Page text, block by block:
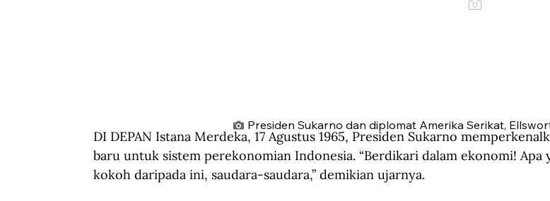
Presiden Sukarno dan diplomat Amerika Serikat,
DI DEPAN Istana Merdeka, 17 Agustus 1965, Presiden Sukarno
baru untuk sistem perekonomian Indonesia. “Berdikari dalam ekonomi! Apa
kokoh daripada ini, saudara-saudara,” demikian ujarnya.